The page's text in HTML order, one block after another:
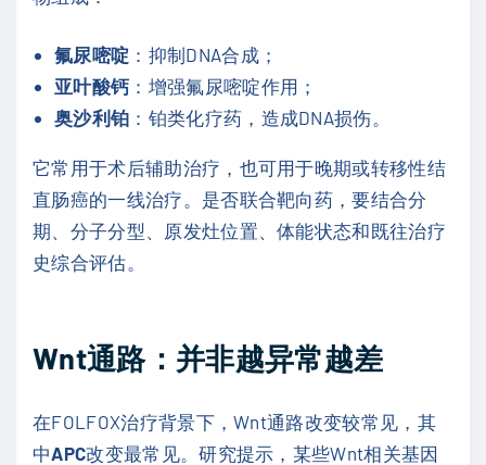
氟尿嘧啶 ：抑制DNA合成；
亚叶酸钙 ：增强氟尿嘧啶作用；
奥沙利铂 ：铂类化疗药，造成DNA损伤。
它常用于术后辅助治疗，也可用于晚期或转移性结
直肠癌的一线治疗。是否联合靶向药，要结合分
期、分子分型、原发灶位置、体能状态和既往治疗
史综合评估。
Wnt通路：并非越异常越差
在FOLFOX治疗背景下，Wnt通路改变较常见，其
中APC改变最常见。研究提示，某些Wnt相关基因